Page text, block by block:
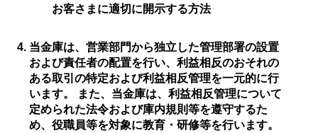
お客さまに適切に開示する方法
当金庫は、営業部門から独立した管理部署の設置
および責任者の配置を行い、利益相反のおそれの
ある取引の特定および利益相反管理を一元的に行
います。 また、当金庫は、利益相反管理について
定められた法令および庫内規則等を遵守するた
め、役職員等を対象に教育・研修等を行います。